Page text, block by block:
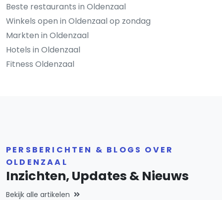
Beste restaurants in Oldenzaal
Winkels open in Oldenzaal op zondag
Markten in Oldenzaal
Hotels in Oldenzaal
Fitness Oldenzaal
PERSBERICHTEN & BLOGS OVER
OLDENZAAL
Inzichten, Updates & Nieuws
Bekijk alle artikelen